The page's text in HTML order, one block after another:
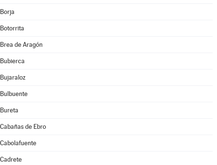
Borja
Botorrita
Brea de Aragón
Bubierca
Bujaraloz
Bulbuente
Bureta
Cabañas de Ebro
Cabolafuente
Cadrete